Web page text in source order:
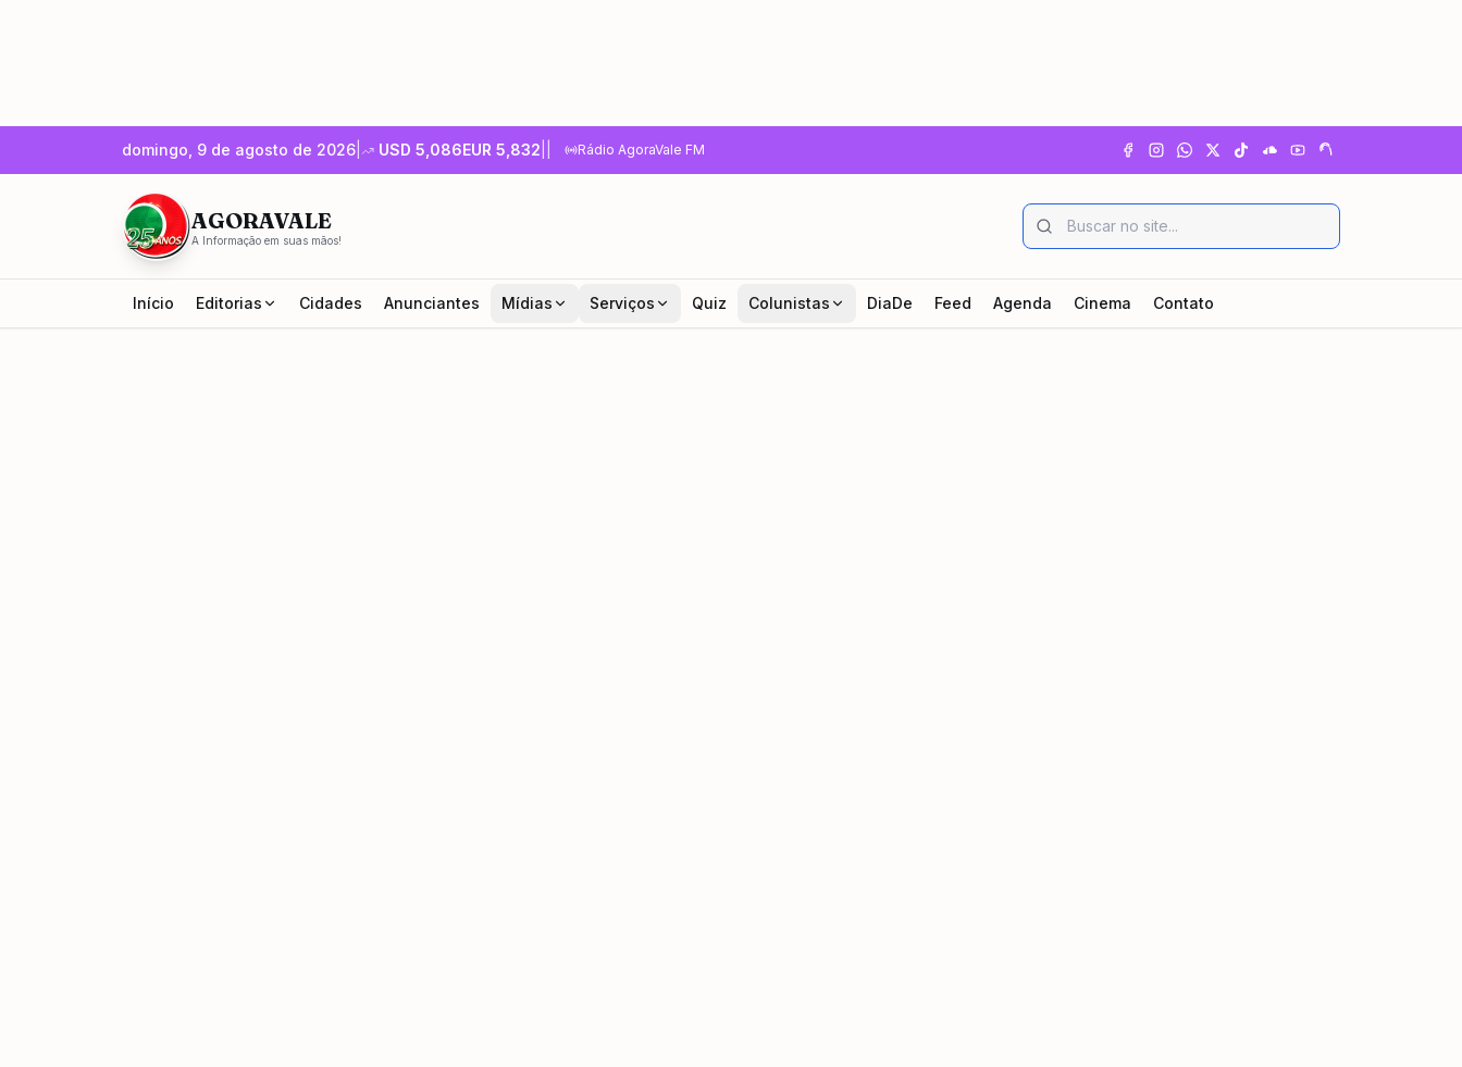
domingo, 9 de agosto de 2026 USD 5,086EUR 5,832 Rádio AgoraVale FM
AGORAVALE
A Informação em suas mãos!
Início Editorias Cidades Anunciantes Mídias Serviços Quiz Colunistas DiaDe Feed Agenda Cinema Contato